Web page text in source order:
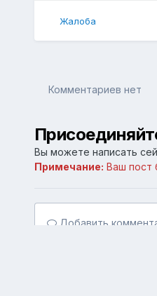
Жалоба
Комментариев нет
Вы можете написать
Примечание: Ваш пост
Добавить